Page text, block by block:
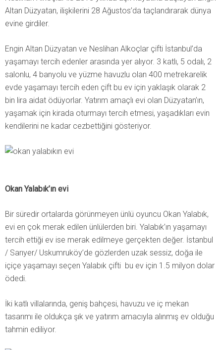
Altan Düzyatan, ilişkilerini 28 Ağustos’da taçlandırarak dünya
evine girdiler.
Engin Altan Düzyatan ve Neslihan Alkoçlar çifti İstanbul’da
yaşamayı tercih edenler arasında yer alıyor. 3 katlı, 5 odalı, 2
salonlu, 4 banyolu ve yüzme havuzlu olan 400 metrekarelik
evde yaşamayı tercih eden çift bu ev için yaklaşık olarak 2
bin lira aidat ödüyorlar. Yatırım amaçlı evi olan Düzyatan’ın,
yaşamak için kirada oturmayı tercih etmesi, yaşadıkları evin
kendilerini ne kadar cezbettiğini gösteriyor.
Okan Yalabık’ın evi
Bir süredir ortalarda görünmeyen ünlü oyuncu Okan Yalabık,
evi en çok merak edilen ünlülerden biri. Yalabık’ın yaşamayı
tercih ettiği ev ise merak edilmeye gerçekten değer. İstanbul
/ Sarıyer/ Uskumruköy’de gözlerden uzak sessiz, doğa ile
içiçe yaşamayı seçen Yalabık çifti bu ev için 1.5 milyon dolar
ödedi.
İki katlı villalarında, geniş bahçesi, havuzu ve iç mekan
tasarımı ile oldukça şık ve yatırım amacıyla alınmış ev olduğu
tahmin ediliyor.